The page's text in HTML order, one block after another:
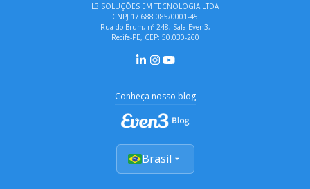
L3 SOLUÇÕES EM TECNOLOGIA LTDA
CNPJ 17.688.085/0001-45
Rua do Brum, nº 248, Sala Even3,
Recife-PE, CEP: 50.030-260
Conheça nosso blog
Brasil